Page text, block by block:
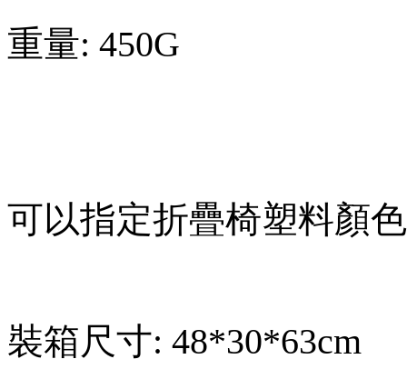
重量: 450G
可以指定折疊椅塑料顏
裝箱尺寸: 48*30*63cm